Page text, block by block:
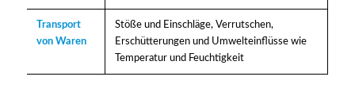
Transport
von Waren
Stöße und Einschläge, Verrutschen,
Erschütterungen und Umwelteinflüsse wie
Temperatur und Feuchtigkeit